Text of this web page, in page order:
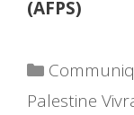
(AFPS)
Catégories
Palestine